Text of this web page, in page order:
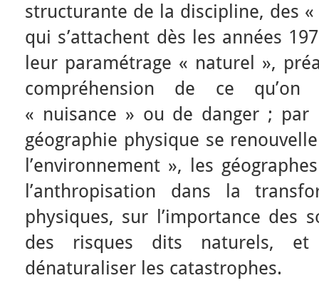
structurante de la discipline, des «
qui s’attachent dès les années
leur paramétrage « naturel »,
compréhension de ce
« nuisance » ou de danger ; par
géographie physique se
l’environnement », les
l’anthropisation dans la
physiques, sur l’importance des
des risques dits naturels,
dénaturaliser les catastrophes.